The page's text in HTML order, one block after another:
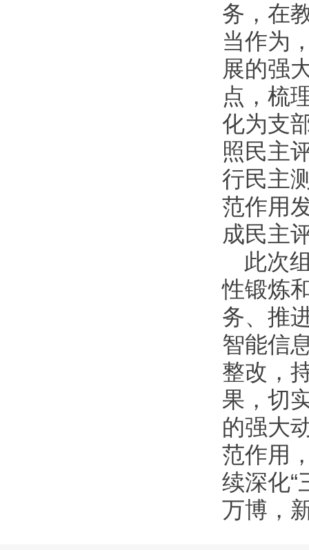
务，在
当作为
展的强
点，梳
化为支
照民主
行民主
范作用
成民主
此次
性锻炼
务、推
智能信
整改，
果，切
的强大
范作用
续深化“
万博，